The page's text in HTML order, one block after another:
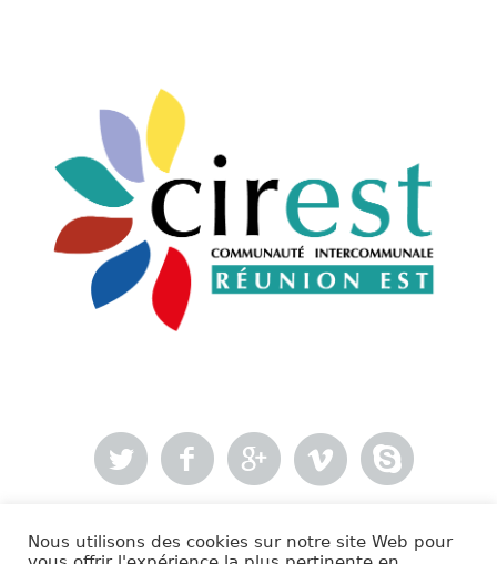
- Mentions légales
Nous utilisons des cookies sur notre site Web pour